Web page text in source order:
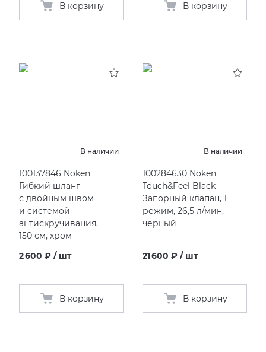
В корзину В корзину
В наличии
100137846 Noken
Гибкий шланг
с двойным швом
и системой
антискручивания,
150 см, хром
2 600 ₽ / шт
В корзину
В наличии
100284630 Noken
Touch&Feel Black
Запорный клапан, 1
режим, 26,5 л/мин,
черный
21 600 ₽ / шт
В корзину